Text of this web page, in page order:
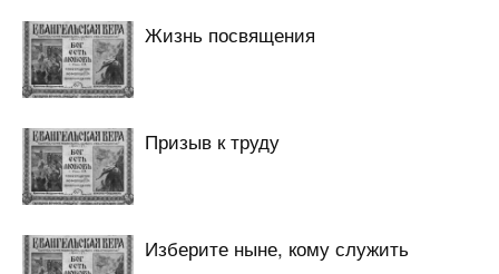
Жизнь посвящения
Призыв к труду
Изберите ныне, кому служить